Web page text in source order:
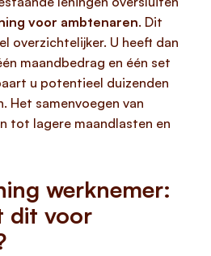
voor ambtenaren. Dit
overzichtelijker. U heeft dan
maandbedrag en één set
u potentieel duizenden
Het samenvoegen van
tot lagere maandlasten en
werknemer:
dit voor